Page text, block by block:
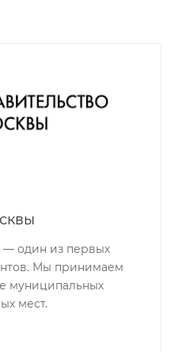
— один из первых
Мы принимаем
муниципальных
мест.